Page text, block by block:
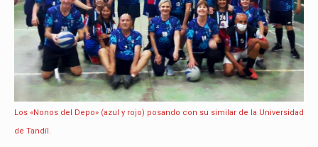
Los «Nonos del Depo» (azul y rojo) posando con su similar de la Universidad
de Tandíl.